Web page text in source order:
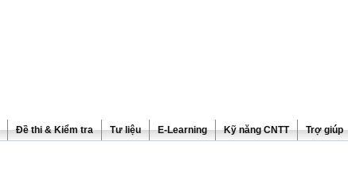
Đề thi & Kiểm tra Tư liệu E-Learning Kỹ năng CNTT Trợ giúp